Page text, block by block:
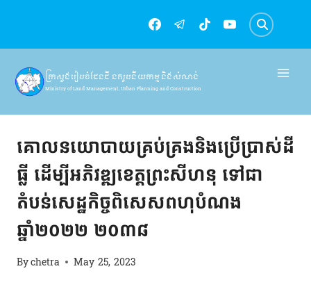
content
ក្រសួងរៀបចំដែនដី នគរូបនីយកម្ម និងសំណង់
Ministry of Land Management, Urban Planning and Construction
គោលនយោបាយគ្រប់គ្រងនិងប្រើប្រាស់ដី
ធ្លី ដើម្បីអភិវឌ្ឍខេត្តព្រះសីហនុ ទៅជា
តំបន់សេដ្ឋកិច្ចពិសេសពហុបំណង
ឆ្នាំ២០២២ ២០៣៨
Bychetra May 25, 2023